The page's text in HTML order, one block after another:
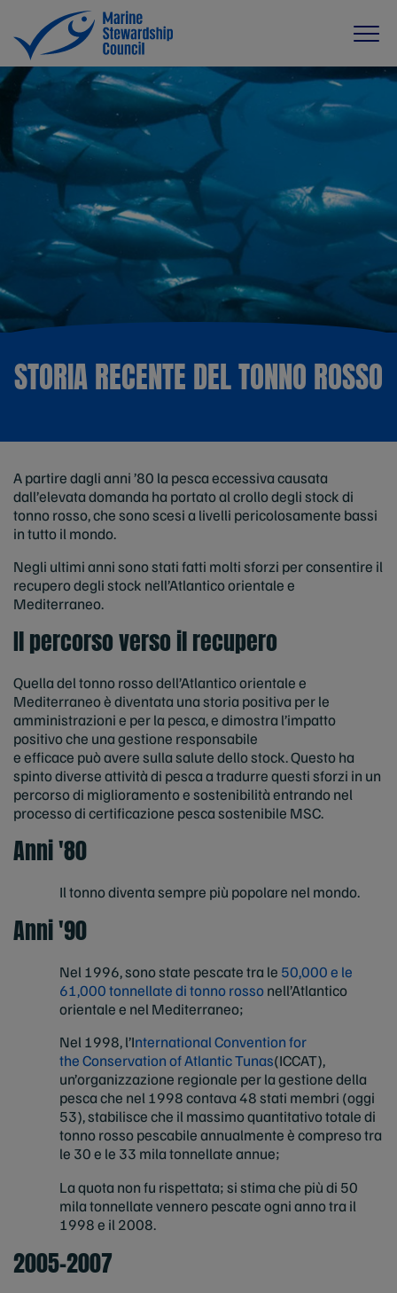
STORIA RECENTE DEL TONNO ROSSO
A partire dagli anni ’80 la pesca eccessiva causata
dall’elevata domanda ha portato al crollo degli stock di
tonno rosso, che sono scesi a livelli pericolosamente bassi
in tutto il mondo.
Negli ultimi anni sono stati fatti molti sforzi per consentire il
recupero degli stock nell’Atlantico orientale e
Mediterraneo.
Il percorso verso il recupero
Quella del tonno rosso dell’Atlantico orientale e
Mediterraneo è diventata una storia positiva per le
amministrazioni e per la pesca, e dimostra l’impatto
positivo che una gestione responsabile
e efficace può avere sulla salute dello stock. Questo ha
spinto diverse attività di pesca a tradurre questi sforzi in un
percorso di miglioramento e sostenibilità entrando nel
processo di certificazione pesca sostenibile MSC.
Anni '80
Il tonno diventa sempre più popolare nel mondo.
Anni '90
Nel 1996, sono state pescate tra le 50,000 e le
61,000 tonnellate di tonno rossonell’Atlantico
orientale e nel Mediterraneo;
Nel 1998, l’International Convention for
the Conservation of Atlantic Tunas(ICCAT),
un’organizzazione regionale per la gestione della
pesca che nel 1998 contava 48 stati membri (oggi
53), stabilisce che il massimo quantitativo totale di
tonno rosso pescabile annualmente è compreso tra
le 30 e le 33 mila tonnellate annue;
La quota non fu rispettata; si stima che più di 50
mila tonnellate vennero pescate ogni anno tra il
1998 e il 2008.
2005-2007